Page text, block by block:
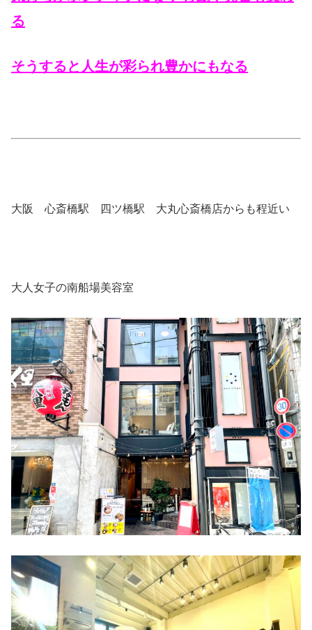
る
そうすると人生が彩られ豊かにもなる
大阪 心斎橋駅 四ツ橋駅 大丸心斎橋店からも程近い
大人女子の南船場美容室